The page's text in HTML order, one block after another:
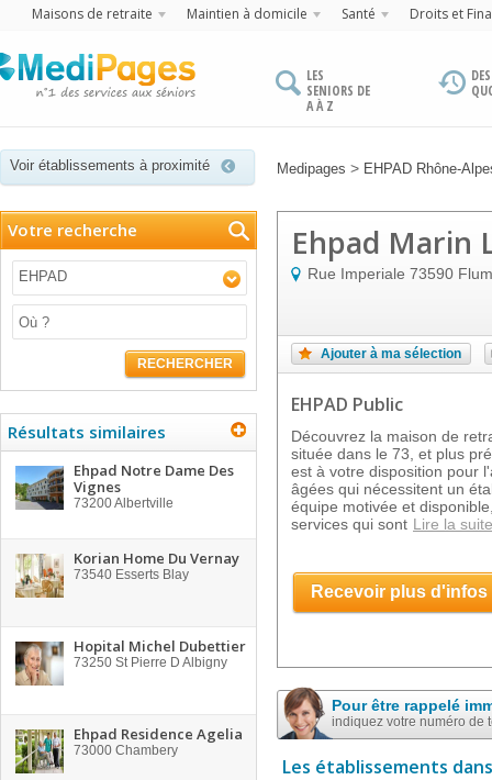
Maisons de retraite Maintien à domicile Santé Droits et
LES
SENIORS DE
A À Z
Voir établissements à proximité Medipages > EHPAD Rhône-
Votre recherche
EHPAD
RECHERCHER
Résultats similaires
Ehpad Notre Dame Des
Vignes
73200Albertville
Korian Home Du Vernay
73540 Esserts Blay
Hopital Michel Dubettier
73250 St Pierre D Albigny
Ehpad Residence Agelia
73000 Chambery
Ehpad Marin
Rue Imperiale 73590
Ajouter à ma sélection
EHPAD Public
Découvrez la maison de
située dans le 73, et plus
est à votre disposition pour
âgées qui nécessitent un
équipe motivée et
services qui sont Lire la suite
Recevoir plus d'infos
Pour être rappelé
indiquez votre numéro de
Les établissements